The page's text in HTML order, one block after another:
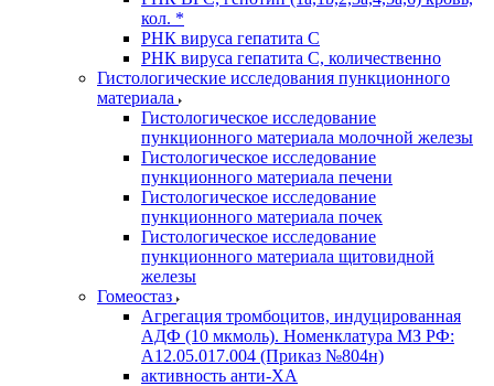
кол. *
РНК вируса гепатита C
РНК вируса гепатита C, количественно
Гистологические исследования пункционного
материала
Гистологическое исследование
пункционного материала молочной железы
Гистологическое исследование
пункционного материала печени
Гистологическое исследование
пункционного материала почек
Гистологическое исследование
пункционного материала щитовидной
железы
Гомеостаз
Агрегация тромбоцитов, индуцированная
АДФ (10 мкмоль). Номенклатура МЗ РФ:
A12.05.017.004 (Приказ №804н)
активность анти-ХА